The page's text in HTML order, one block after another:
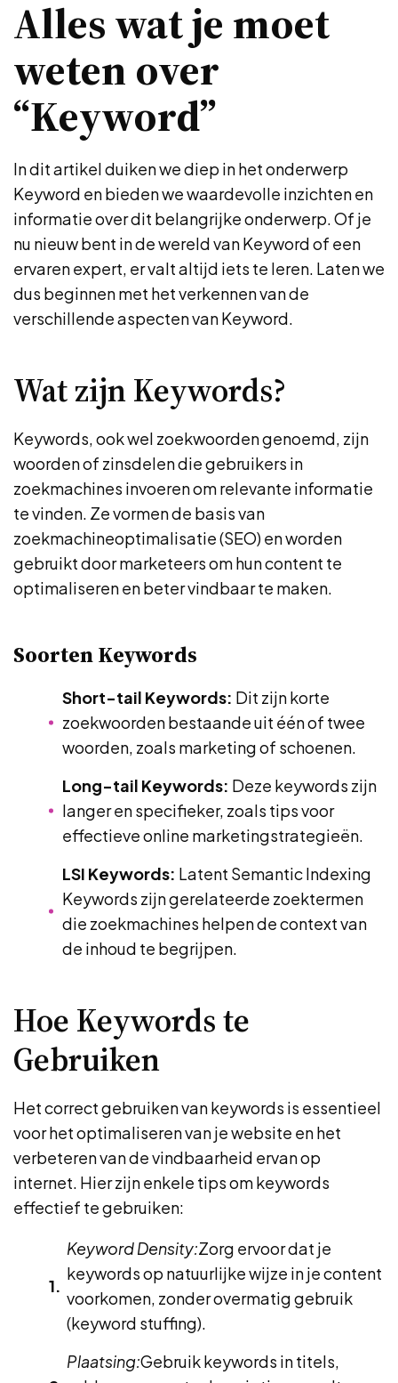
Alles wat je moet
weten over
“Keyword”
In dit artikel duiken we diep in het onderwerp
Keyword en bieden we waardevolle inzichten en
informatie over dit belangrijke onderwerp. Of je
nu nieuw bent in de wereld van Keyword of een
ervaren expert, er valt altijd iets te leren. Laten we
dus beginnen met het verkennen van de
verschillende aspecten van Keyword.
Wat zijn Keywords?
Keywords, ook wel zoekwoorden genoemd, zijn
woorden of zinsdelen die gebruikers in
zoekmachines invoeren om relevante informatie
te vinden. Ze vormen de basis van
zoekmachineoptimalisatie (SEO) en worden
gebruikt door marketeers om hun content te
optimaliseren en beter vindbaar te maken.
Soorten Keywords
Short-tail Keywords: Dit zijn korte
zoekwoorden bestaande uit één of twee
woorden, zoals marketing of schoenen.
Long-tail Keywords: Deze keywords zijn
langer en specifieker, zoals tips voor
effectieve online marketingstrategieën.
LSI Keywords: Latent Semantic Indexing
Keywords zijn gerelateerde zoektermen
die zoekmachines helpen de context van
de inhoud te begrijpen.
Hoe Keywords te
Gebruiken
Het correct gebruiken van keywords is essentieel
voor het optimaliseren van je website en het
verbeteren van de vindbaarheid ervan op
internet. Hier zijn enkele tips om keywords
effectief te gebruiken:
Keyword Density:Zorg ervoor dat je
keywords op natuurlijke wijze in je content
voorkomen, zonder overmatig gebruik
(keyword stuffing).
Plaatsing:Gebruik keywords in titels,